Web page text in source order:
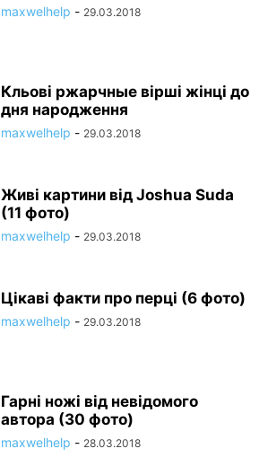
maxwelhelp - 29.03.2018
Кльові ржарчные вірші жінці до
дня народження
maxwelhelp - 29.03.2018
Живі картини від Joshua Suda
(11 фото)
maxwelhelp - 29.03.2018
Цікаві факти про перці (6 фото)
maxwelhelp - 29.03.2018
Гарні ножі від невідомого
автора (30 фото)
maxwelhelp - 28.03.2018